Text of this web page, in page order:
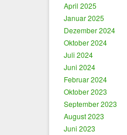
April 2025
Januar 2025
Dezember 2024
Oktober 2024
Juli 2024
Juni 2024
Februar 2024
Oktober 2023
September 2023
August 2023
Juni 2023